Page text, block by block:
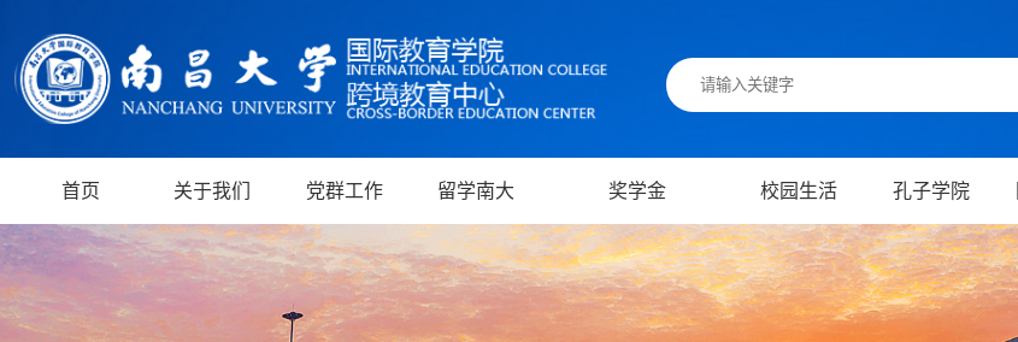
首页 关于我们 党群工作 留学南大 奖学金 校园生活 孔子学院